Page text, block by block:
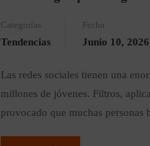
Categorías
Tendencias
Fecha
Junio 10, 2026
Las redes sociales tienen una
millones de jóvenes. Filtros,
provocado que muchas personas